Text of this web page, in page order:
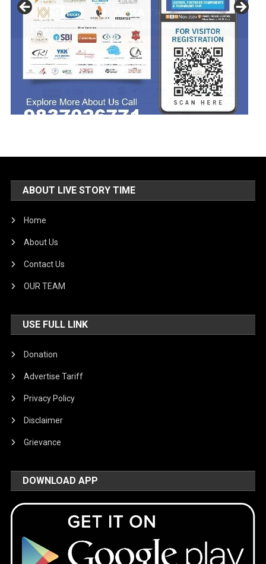
ABOUT LIVE STORY TIME
Home
About Us
Contact Us
OUR TEAM
USE FULL LINK
Donation
Advertise Tariff
Privacy Policy
Disclaimer
Grievance
DOWNLOAD APP